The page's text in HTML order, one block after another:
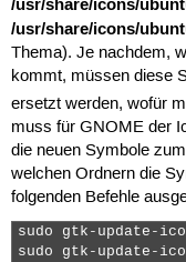
/usr/share/icons/
Thema). Je nachdem,
kommt, müssen diese
ersetzt werden, wofür
muss für GNOME der
die neuen Symbole
welchen Ordnern die
folgenden Befehle
sudo gtk-update-
sudo gtk-update-